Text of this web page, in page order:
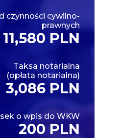
czynności cywilno-
prawnych
11,580 PLN
Taksa notarialna
(opłata notarialna)
3,086 PLN
o wpis do WKW
200 PLN